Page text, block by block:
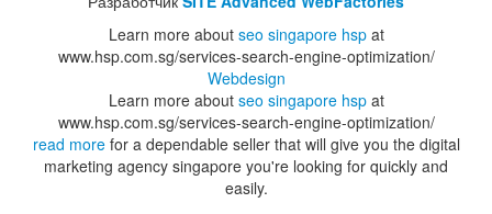
Learn more about seo singapore hspat
www.hsp.com.sg/services-search-engine-optimization/
Webdesign
Learn more about seo singapore hspat
www.hsp.com.sg/services-search-engine-optimization/
read morefor a dependable seller that will give you the digital
marketing agency singapore you're looking for quickly and
easily.